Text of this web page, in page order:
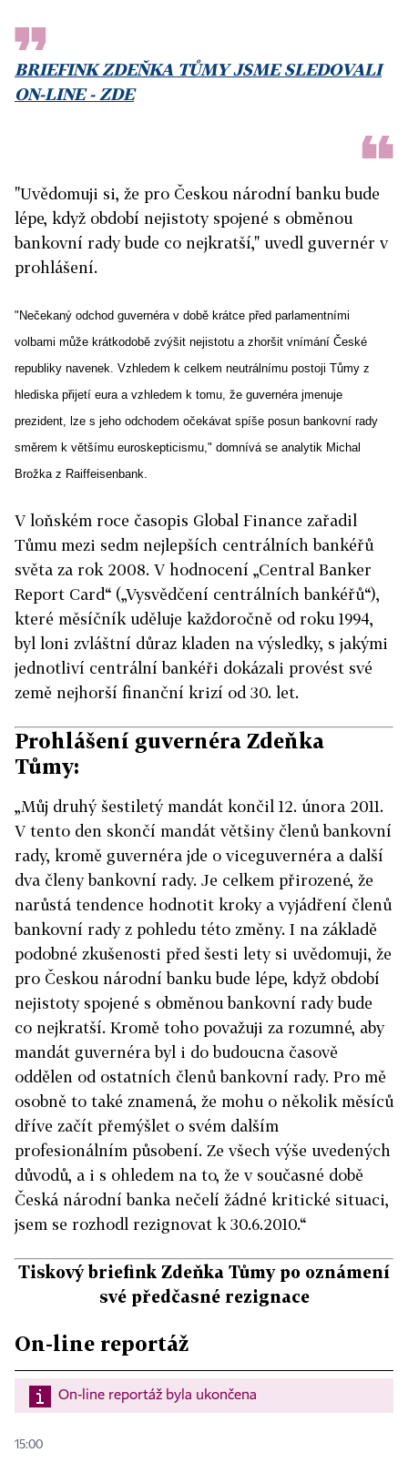
BRIEFINK ZDEŇKA TŮMY JSME SLEDOVALI
ON-LINE - ZDE
"Uvědomuji si, že pro Českou národní banku bude
lépe, když období nejistoty spojené s obměnou
bankovní rady bude co nejkratší," uvedl guvernér v
prohlášení.
"Nečekaný odchod guvernéra v době krátce před parlamentními
volbami může krátkodobě zvýšit nejistotu a zhoršit vnímání České
republiky navenek. Vzhledem k celkem neutrálnímu postoji Tůmy z
hlediska přijetí eura a vzhledem k tomu, že guvernéra jmenuje
prezident, lze s jeho odchodem očekávat spíše posun bankovní rady
směrem k většímu euroskepticismu," domnívá se analytik Michal
Brožka z Raiffeisenbank.
V loňském roce časopis Global Finance zařadil
Tůmu mezi sedm nejlepších centrálních bankéřů
světa za rok 2008. V hodnocení „Central Banker
Report Card“ („Vysvědčení centrálních bankéřů“),
které měsíčník uděluje každoročně od roku 1994,
byl loni zvláštní důraz kladen na výsledky, s jakými
jednotliví centrální bankéři dokázali provést své
země nejhorší finanční krizí od 30. let.
Prohlášení guvernéra Zdeňka
Tůmy:
„Můj druhý šestiletý mandát končil 12. února 2011.
V tento den skončí mandát většiny členů bankovní
rady, kromě guvernéra jde o viceguvernéra a další
dva členy bankovní rady. Je celkem přirozené, že
narůstá tendence hodnotit kroky a vyjádření členů
bankovní rady z pohledu této změny. I na základě
podobné zkušenosti před šesti lety si uvědomuji, že
pro Českou národní banku bude lépe, když období
nejistoty spojené s obměnou bankovní rady bude
co nejkratší. Kromě toho považuji za rozumné, aby
mandát guvernéra byl i do budoucna časově
oddělen od ostatních členů bankovní rady. Pro mě
osobně to také znamená, že mohu o několik měsíců
dříve začít přemýšlet o svém dalším
profesionálním působení. Ze všech výše uvedených
důvodů, a i s ohledem na to, že v současné době
Česká národní banka nečelí žádné kritické situaci,
jsem se rozhodl rezignovat k 30.6.2010.“
Tiskový briefink Zdeňka Tůmy po oznámení
své předčasné rezignace
On-line reportáž
On-line reportáž byla ukončena
15:00